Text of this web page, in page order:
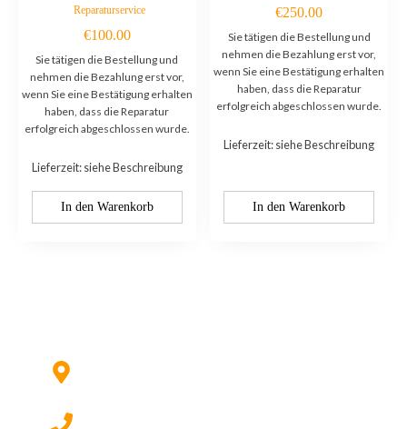
Reparaturservice
€100.00
Sie tätigen die Bestellung und
nehmen die Bezahlung erst vor,
wenn Sie eine Bestätigung erhalten
haben, dass die Reparatur
erfolgreich abgeschlossen wurde.
Lieferzeit: siehe Beschreibung
In den Warenkorb
€250.00
Sie tätigen die Bestellung und
nehmen die Bezahlung erst vor,
wenn Sie eine Bestätigung erhalten
haben, dass die Reparatur
erfolgreich abgeschlossen wurde.
Lieferzeit: siehe Beschreibung
In den Warenkorb